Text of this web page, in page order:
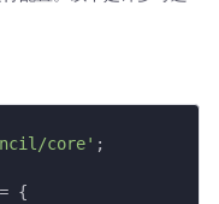
core' ;
= {